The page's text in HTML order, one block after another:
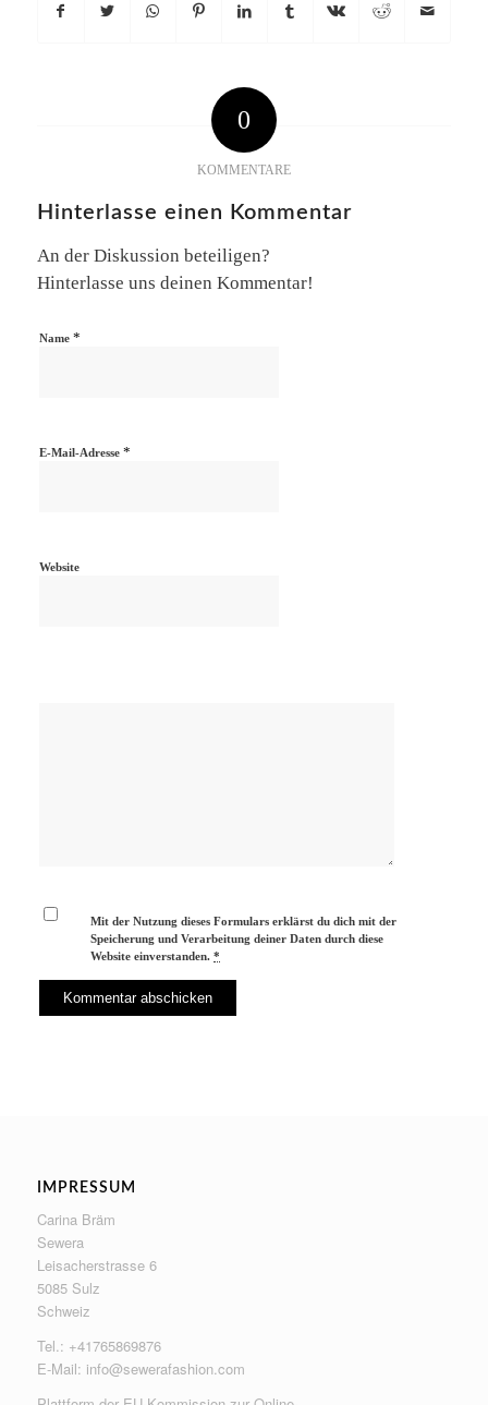
0
KOMMENTARE
Hinterlasse einen Kommentar
An der Diskussion beteiligen?
Hinterlasse uns deinen Kommentar!
Name *
E-Mail-Adresse *
Website
Mit der Nutzung dieses Formulars erklärst du dich mit der
Speicherung und Verarbeitung deiner Daten durch diese
Website einverstanden.*
IMPRESSUM
Carina Bräm
Sewera
Leisacherstrasse 6
5085 Sulz
Schweiz
Tel.: +41765869876
E-Mail: info@sewerafashion.com